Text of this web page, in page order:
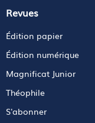
Revues
Édition papier
Édition numérique
Magnificat Junior
Théophile
S'abonner